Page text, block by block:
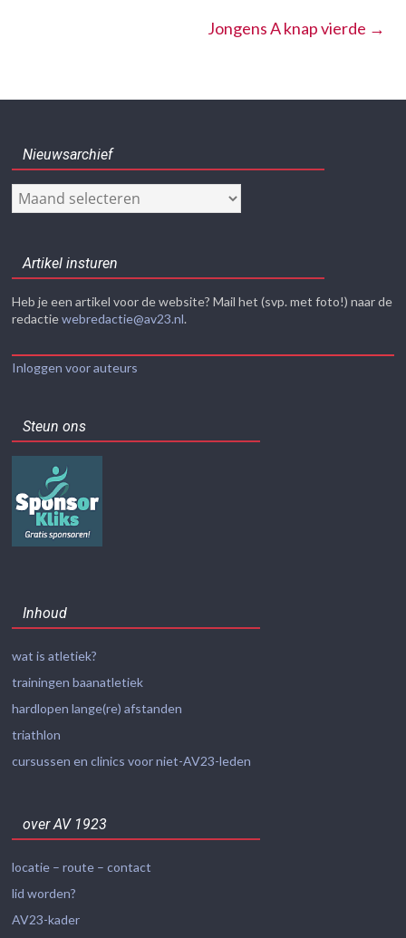
Jongens A knap vierde →
Nieuwsarchief
Nieuwsarchief
Artikel insturen
Heb je een artikel voor de website? Mail het (svp. met foto!) naar de
redactiewebredactie@av23.nl.
Inloggen voor auteurs
Steun ons
Inhoud
wat is atletiek?
trainingen baanatletiek
hardlopen lange(re) afstanden
triathlon
cursussen en clinics voor niet-AV23-leden
over AV 1923
locatie – route – contact
lid worden?
AV23-kader